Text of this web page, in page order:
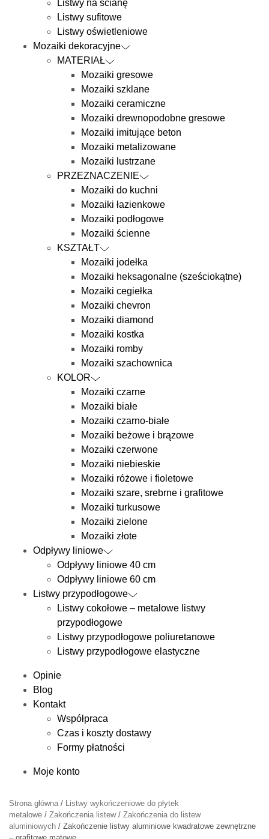
Listwy na ścianę
Listwy sufitowe
Listwy oświetleniowe
Mozaiki dekoracyjne
MATERIAŁ
Mozaiki gresowe
Mozaiki szklane
Mozaiki ceramiczne
Mozaiki drewnopodobne gresowe
Mozaiki imitujące beton
Mozaiki metalizowane
Mozaiki lustrzane
PRZEZNACZENIE
Mozaiki do kuchni
Mozaiki łazienkowe
Mozaiki podłogowe
Mozaiki ścienne
KSZTAŁT
Mozaiki jodełka
Mozaiki heksagonalne (sześciokątne)
Mozaiki cegiełka
Mozaiki chevron
Mozaiki diamond
Mozaiki kostka
Mozaiki romby
Mozaiki szachownica
KOLOR
Mozaiki czarne
Mozaiki białe
Mozaiki czarno-białe
Mozaiki beżowe i brązowe
Mozaiki czerwone
Mozaiki niebieskie
Mozaiki różowe i fioletowe
Mozaiki szare, srebrne i grafitowe
Mozaiki turkusowe
Mozaiki zielone
Mozaiki złote
Odpływy liniowe
Odpływy liniowe 40 cm
Odpływy liniowe 60 cm
Listwy przypodłogowe
Listwy cokołowe – metalowe listwy
przypodłogowe
Listwy przypodłogowe poliuretanowe
Listwy przypodłogowe elastyczne
Opinie
Blog
Kontakt
Współpraca
Czas i koszty dostawy
Formy płatności
Moje konto
Strona główna/ Listwy wykończeniowe do płytek
metalowe / Zakończenia listew/ Zakończenia do listew
aluminiowych / Zakończenie listwy aluminiowe kwadratowe zewnętrzne